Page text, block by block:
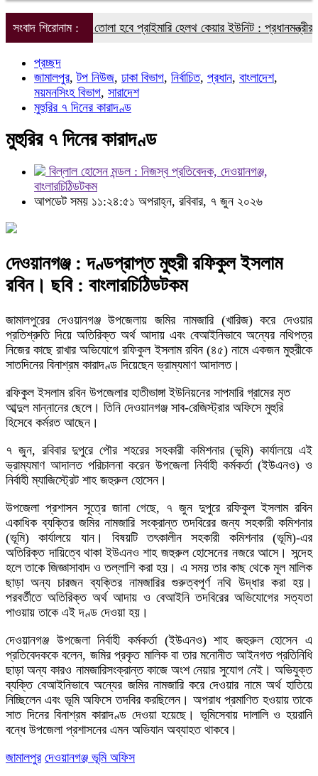
সংবাদ শিরোনাম :
গড়ে তোলা হবে প্রাইমারি হেলথ কেয়ার ইউনিট : প্রধানমন্ত্রীর স্বাস্থ্য
প্রচ্ছদ
জামালপুর,টপ নিউজ, ঢাকা বিভাগ, নির্বাচিত, প্রধান, বাংলাদেশ,
ময়মনসিংহ বিভাগ, সারাদেশ
মুহুরির ৭ দিনের কারাদণ্ড
মুহুরির ৭ দিনের কারাদণ্ড
বিল্লাল হোসেন মন্ডল : নিজস্ব প্রতিবেদক, দেওয়ানগঞ্জ,
বাংলারচিঠিডটকম
আপডেট সময় ১১:২৪:৫১ অপরাহ্ন, রবিবার, ৭ জুন ২০২৬
দেওয়ানগঞ্জ : দণ্ডপ্রাপ্ত মুহুরী রফিকুল ইসলাম
রবিন। ছবি : বাংলারচিঠিডটকম
জামালপুরের দেওয়ানগঞ্জ উপজেলায় জমির নামজারি (খারিজ) করে দেওয়ার
প্রতিশ্রুতি দিয়ে অতিরিক্ত অর্থ আদায় এবং বেআইনিভাবে অন্যের নথিপত্র
নিজের কাছে রাখার অভিযোগে রফিকুল ইসলাম রবিন (৪৫) নামে একজন মুহুরীকে
সাতদিনের বিনাশ্রম কারাদণ্ড দিয়েছেন ভ্রাম্যমাণ আদালত।
রফিকুল ইসলাম রবিন উপজেলার হাতীভাঙ্গা ইউনিয়নের সাপমারি গ্রামের মৃত
আব্দুল মান্নানের ছেলে। তিনি দেওয়ানগঞ্জ সাব-রেজিস্ট্রার অফিসে মুহুরি
হিসেবে কর্মরত আছেন।
৭ জুন, রবিবার দুপুরে পৌর শহরের সহকারী কমিশনার (ভূমি) কার্যালয়ে এই
ভ্রাম্যমাণ আদালত পরিচালনা করেন উপজেলা নির্বাহী কর্মকর্তা (ইউএনও) ও
নির্বাহী ম্যাজিস্ট্রেট শাহ জহুরুল হোসেন।
​​উপজেলা প্রশাসন সূত্রে জানা গেছে, ৭ জুন দুপুরে রফিকুল ইসলাম রবিন
একাধিক ব্যক্তির জমির নামজারি সংক্রান্ত তদবিরের জন্য সহকারী কমিশনার
(ভূমি) কার্যালয়ে যান। বিষয়টি তৎকালীন সহকারী কমিশনার (ভূমি)-এর
অতিরিক্ত দায়িত্বে থাকা ইউএনও শাহ জহুরুল হোসেনের নজরে আসে। সন্দেহ
হলে তাকে জিজ্ঞাসাবাদ ও তল্লাশি করা হয়। এ সময় তার কাছ থেকে মূল মালিক
ছাড়া অন্য চারজন ব্যক্তির নামজারির গুরুত্বপূর্ণ নথি উদ্ধার করা হয়।
পরবর্তীতে অতিরিক্ত অর্থ আদায় ও বেআইনি তদবিরের অভিযোগের সত্যতা
পাওয়ায় তাকে এই দণ্ড দেওয়া হয়।
দেওয়ানগঞ্জ উপজেলা নির্বাহী কর্মকর্তা (ইউএনও) শাহ জহুরুল হোসেন এ
প্রতিবেদককে বলেন, জমির প্রকৃত মালিক বা তার মনোনীত আইনগত প্রতিনিধি
ছাড়া অন্য কারও নামজারিসংক্রান্ত কাজে অংশ নেয়ার সুযোগ নেই। অভিযুক্ত
ব্যক্তি বেআইনিভাবে অন্যের জমির নামজারি করে দেওয়ার নামে অর্থ হাতিয়ে
নিচ্ছিলেন এবং ভূমি অফিসে তদবির করছিলেন। অপরাধ প্রমাণিত হওয়ায় তাকে
সাত দিনের বিনাশ্রম কারাদণ্ড দেওয়া হয়েছে। ​ভূমিসেবায় দালালি ও হয়রানি
বন্ধে উপজেলা প্রশাসনের এমন অভিযান অব্যাহত থাকবে।
জামালপুর দেওয়ানগঞ্জ ভূমি অফিস